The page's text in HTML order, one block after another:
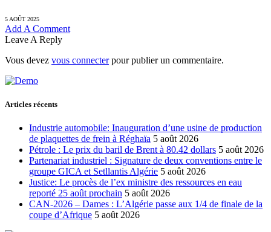
5 AOÛT 2025
Add A Comment
Leave A Reply
Vous devez vous connecterpour publier un commentaire.
Articles récents
Industrie automobile: Inauguration d’une usine de production
de plaquettes de frein à Réghaïa 5 août 2026
Pétrole : Le prix du baril de Brent à 80.42 dollars 5 août 2026
Partenariat industriel : Signature de deux conventions entre le
groupe GICA et Setllantis Algérie 5 août 2026
Justice: Le procès de l’ex ministre des ressources en eau
reporté 25 août prochain 5 août 2026
CAN-2026 – Dames : L’Algérie passe aux 1/4 de finale de la
coupe d’Afrique 5 août 2026